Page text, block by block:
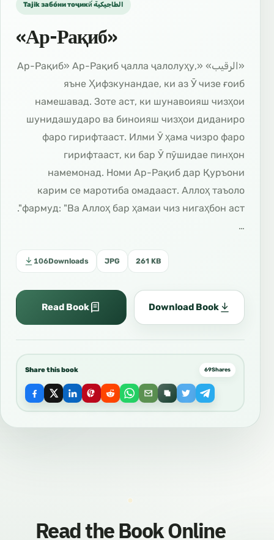
Tajik забо́ни тоҷикӣ́ الطاجيكية
«Ар-Рақиб»
«الرقيب» «Ар-Рақиб» Ар-Рақиб ҷалла ҷалолуҳу,
яъне Ҳифзкунандае, ки аз Ӯ чизе ғоиб
намешавад. Зоте аст, ки шунавоияш чизҳои
шунидашударо ва биноияш чизҳои диданиро
фаро гирифтааст. Илми Ӯ ҳама чизро фаро
гирифтааст, ки бар Ӯ пӯшидае пинҳон
намемонад. Номи Ар-Рақиб дар Қуръони
карим се маротиба омадааст. Аллоҳ таъоло
фармуд: "Ва Аллоҳ бар ҳамаи чиз нигаҳбон аст".
…
106Downloads JPG 261 KB
Read Book Download Book
Share this book 69Shares
Read the Book Online